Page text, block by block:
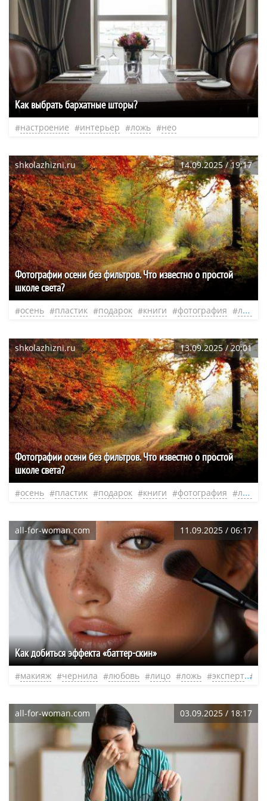
Как выбрать бархатные шторы?
настроение интерьер ложь нео
shkolazhizni.ru 14.09.2025 / 19:17
Фотографии осени без фильтров. Что известно о простой
школе света?
осень пластик подарок книги фотография ложь
shkolazhizni.ru 13.09.2025 / 20:01
Фотографии осени без фильтров. Что известно о простой
школе света?
осень пластик подарок книги фотография ложь
all-for-woman.com 11.09.2025 / 06:17
Как добиться эффекта «баттер-скин»
макияж чернила любовь лицо ложь эксперт
all-for-woman.com 03.09.2025 / 18:17